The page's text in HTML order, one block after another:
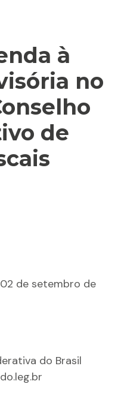
à
no
de
02 de setembro de
do Brasil